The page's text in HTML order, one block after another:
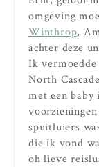
omgeving
Winthrop,
achter deze
Ik
North
met een baby
spuitluiers
die ik vond
oh lieve